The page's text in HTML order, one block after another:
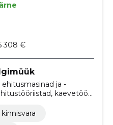
308 €
ja -
kaevetööd
pinnasemasinad,
Kalluri